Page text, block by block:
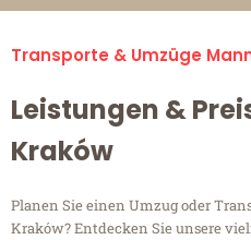
Transporte & Umzüge
Leistungen &
Kraków
Planen Sie einen Umzug oder
Kraków? Entdecken Sie unsere